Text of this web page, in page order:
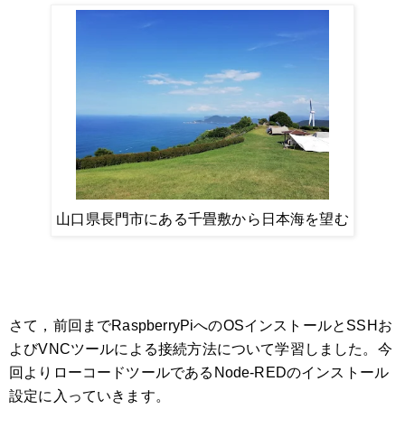
山口県長門市にある千畳敷から日本海を望む
さて，前回までRaspberryPiへのOSインストールとSSHお
よびVNCツールによる接続方法について学習しました。今
回よりローコードツールであるNode-REDのインストール
設定に入っていきます。